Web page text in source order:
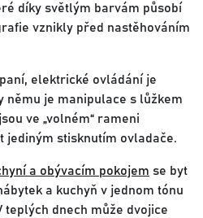
díky světlým barvám působí
vznikly před nastěhováním
elektrické ovládání je
němu je manipulace s lůžkem
ve „volném“ rameni
jediným stisknutím ovladače.
a obývacím pokojem se byt
a kuchyň v jednom tónu
dnech může dvojice